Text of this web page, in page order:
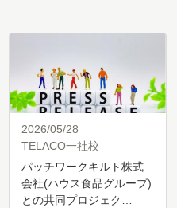
2026/05/28
TELACO一社校
パッチワークキルト株式
会社(ハウス食品グループ)
との共同プロジェク…